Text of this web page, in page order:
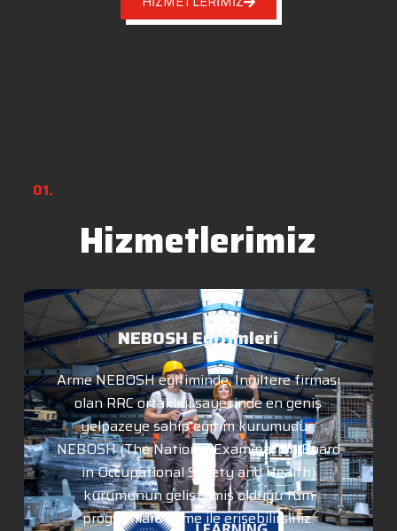
01.
Hizmetlerimiz
NEBOSH Eğitimleri
Arme NEBOSH eğitiminde, İngiltere firması
olan RRC ortaklığı sayesinde en geniş
yelpazeye sahip eğitim kurumudur.
NEBOSH (The National Examination Board
in Occupational Safety and Health)
kurumunun geliştirmiş olduğu tüm
programlara Arme ile erişebilirsiniz.